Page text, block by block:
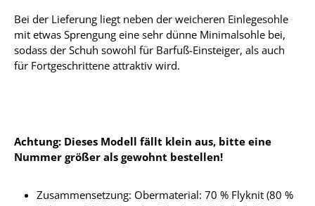
Bei der Lieferung liegt neben der weicheren Einlegesohle
mit etwas Sprengung eine sehr dünne Minimalsohle bei,
sodass der Schuh sowohl für Barfuß-Einsteiger, als auch
für Fortgeschrittene attraktiv wird.
Achtung: Dieses Modell fällt klein aus, bitte eine
Nummer größer als gewohnt bestellen!
Zusammensetzung: Obermaterial: 70 % Flyknit (80 %